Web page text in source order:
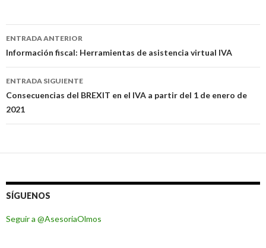
Navegación
de
entradas
ENTRADA ANTERIOR
Información fiscal: Herramientas de asistencia virtual IVA
ENTRADA SIGUIENTE
Consecuencias del BREXIT en el IVA a partir del 1 de enero de
2021
SÍGUENOS
Seguir a @AsesoriaOlmos